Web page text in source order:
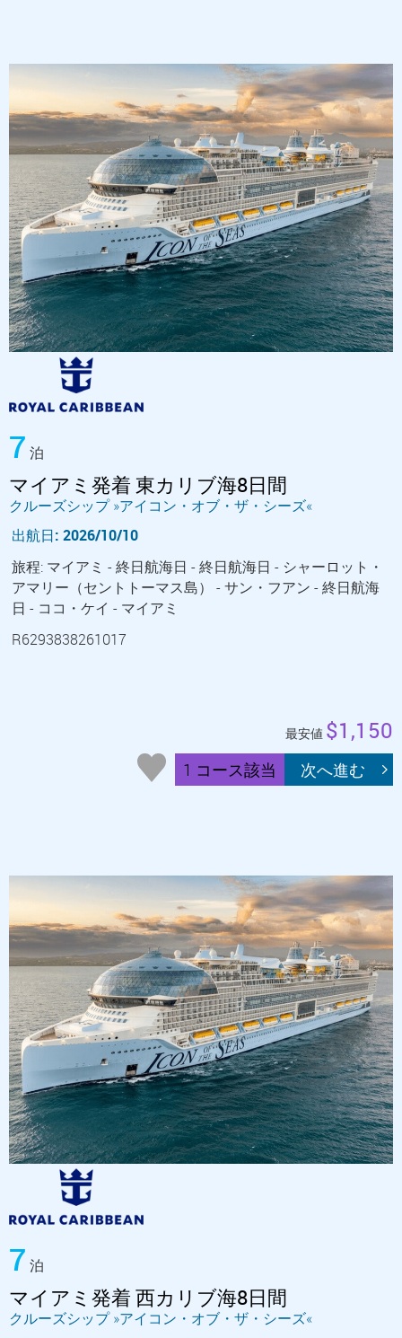
7 泊
マイアミ発着 東カリブ海8日間
クルーズシップ »アイコン・オブ・ザ・シーズ«
出航日: 2026/10/10
旅程: マイアミ - 終日航海日 - 終日航海日 - シャーロット・
アマリー（セントトーマス島） - サン・フアン - 終日航海
日 - ココ・ケイ - マイアミ
R6293838261017
最安値 $1,150
1 コース該当 次へ進む
7 泊
マイアミ発着 西カリブ海8日間
クルーズシップ »アイコン・オブ・ザ・シーズ«